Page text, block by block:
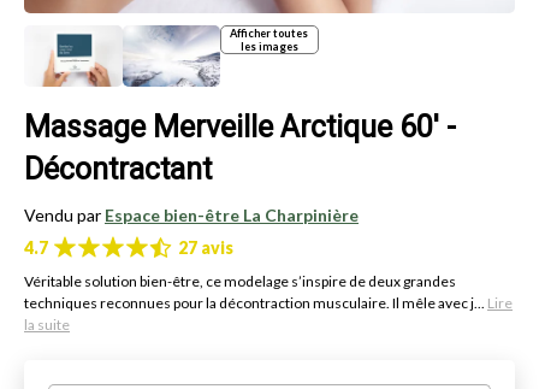
Afficher toutes
les images
Massage Merveille Arctique 60' -
Décontractant
Vendu par Espace bien-être La Charpinière
4.7
27 avis
Véritable solution bien-être, ce modelage s’inspire de deux grandes
techniques reconnues pour la décontraction musculaire. Il mêle avec j... Lire
la suite